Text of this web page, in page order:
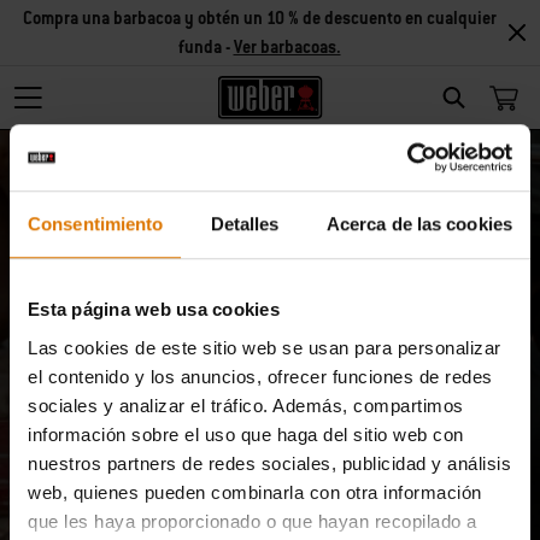
Consentimiento Detalles Acerca de las cookies
Esta página web usa cookies
Las cookies de este sitio web se usan para personalizar
el contenido y los anuncios, ofrecer funciones de redes
sociales y analizar el tráfico. Además, compartimos
información sobre el uso que haga del sitio web con
nuestros partners de redes sociales, publicidad y análisis
web, quienes pueden combinarla con otra información
que les haya proporcionado o que hayan recopilado a
Search
Compra una barbacoa y obtén un 10 % de descuento en cualquier
funda -Ver barbacoas.
Cancelar suscripción
No quiero recibir más ofertas especiales sobre
productos y
servicios.